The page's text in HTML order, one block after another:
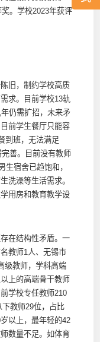
。学校2023年获评
旧，制约学校高质
求。目前学校13轨
仍需扩招，未来矛
前学生餐厅只能容
到班，无法满足
善。目前没有教师
生宿舍已趋饱和，
洗澡等生活需求。
用房和教育教学设
在结构性矛盾。一
教师1人、无锡市
级教师，学科高端
上的高端骨干教师
学校专任教师210
教师29位，占比
以上，最年轻的42
数量不足。如体育